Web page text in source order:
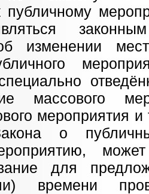
публичному
изменении
массового
мероприятия
о
для
времени